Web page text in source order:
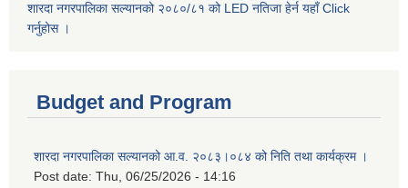
शारदा नगरपालिका सल्यानको २०८०/८१ को LED नतिजा हेर्न यहाँ Click
गर्नुहोस ।
Budget and Program
शारदा नगरपालिका सल्यानको आ.व. २०८३।०८४ को निति तथा कार्यक्रम ।
Post date: Thu, 06/25/2026 - 14:16